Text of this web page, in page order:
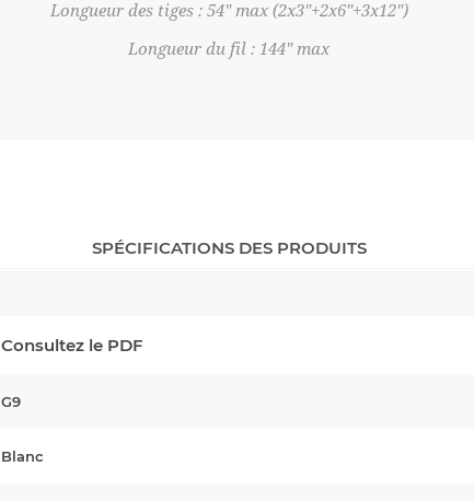
Longueur des tiges : 54" max (2x3"+2x6"+3x12")
Longueur du fil : 144" max
SPÉCIFICATIONS DES PRODUITS
Consultez le PDF
G9
Blanc